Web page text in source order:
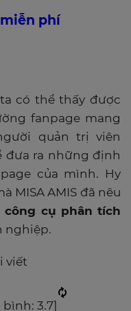
phí
có thể thấy được
fanpage mang
quản trị viên
đưa ra những định
của mình. Hy
MISA AMIS đã nêu
công cụ phân tích
nghiệp.
viết
bình: 3.7]